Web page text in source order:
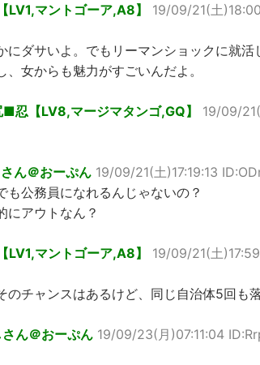
LV1,マントゴーア,A8】
19/09/21(土
にダサいよ。でもリーマンショックに就
、女からも魅力がすごいんだよ。
忍【LV8,マージマタンゴ,GQ】
19/09/
ん＠おーぷん 19/09/21(土)17:19:13
も公務員になれるんじゃないの？
にアウトなん？
LV1,マントゴーア,A8】
19/09/21(土
のチャンスはあるけど、同じ自治体5回も
ん＠おーぷん 19/09/23(月)07:11:04